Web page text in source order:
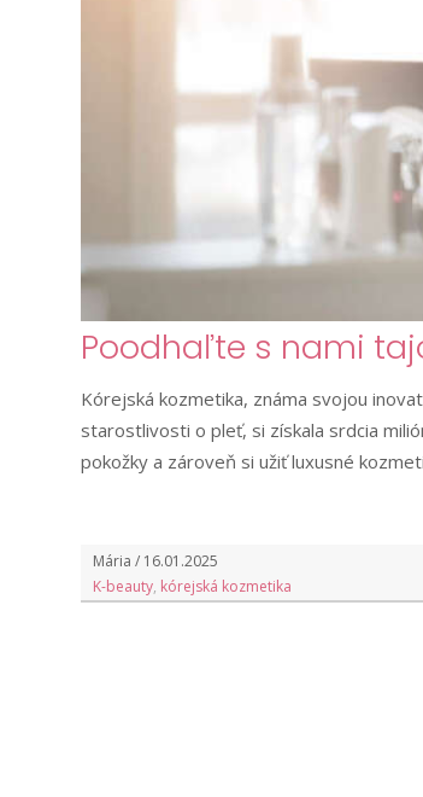
Poodhaľte s nami
Kórejská kozmetika, známa svojou
starostlivosti o pleť, si získala srdcia
pokožky a zároveň si užiť luxusné
Mária / 16.01.2025
K-beauty, kórejská kozmetika